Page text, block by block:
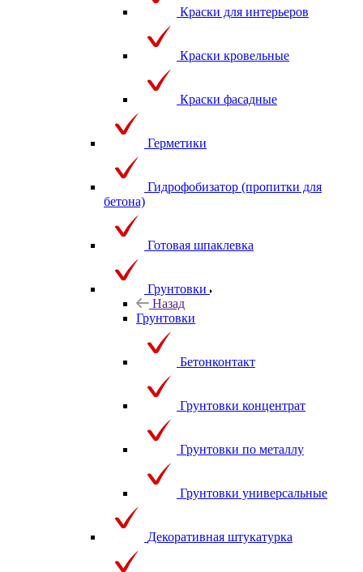
Краски для интерьеров
Краски кровельные
Краски фасадные
Герметики
Гидрофобизатор (пропитки для
бетона)
Готовая шпаклевка
Грунтовки
Назад
Грунтовки
Бетонконтакт
Грунтовки концентрат
Грунтовки по металлу
Грунтовки универсальные
Декоративная штукатурка